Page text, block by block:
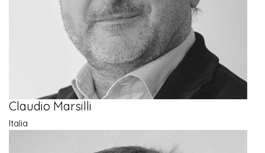
Claudio Marsilli
Italia